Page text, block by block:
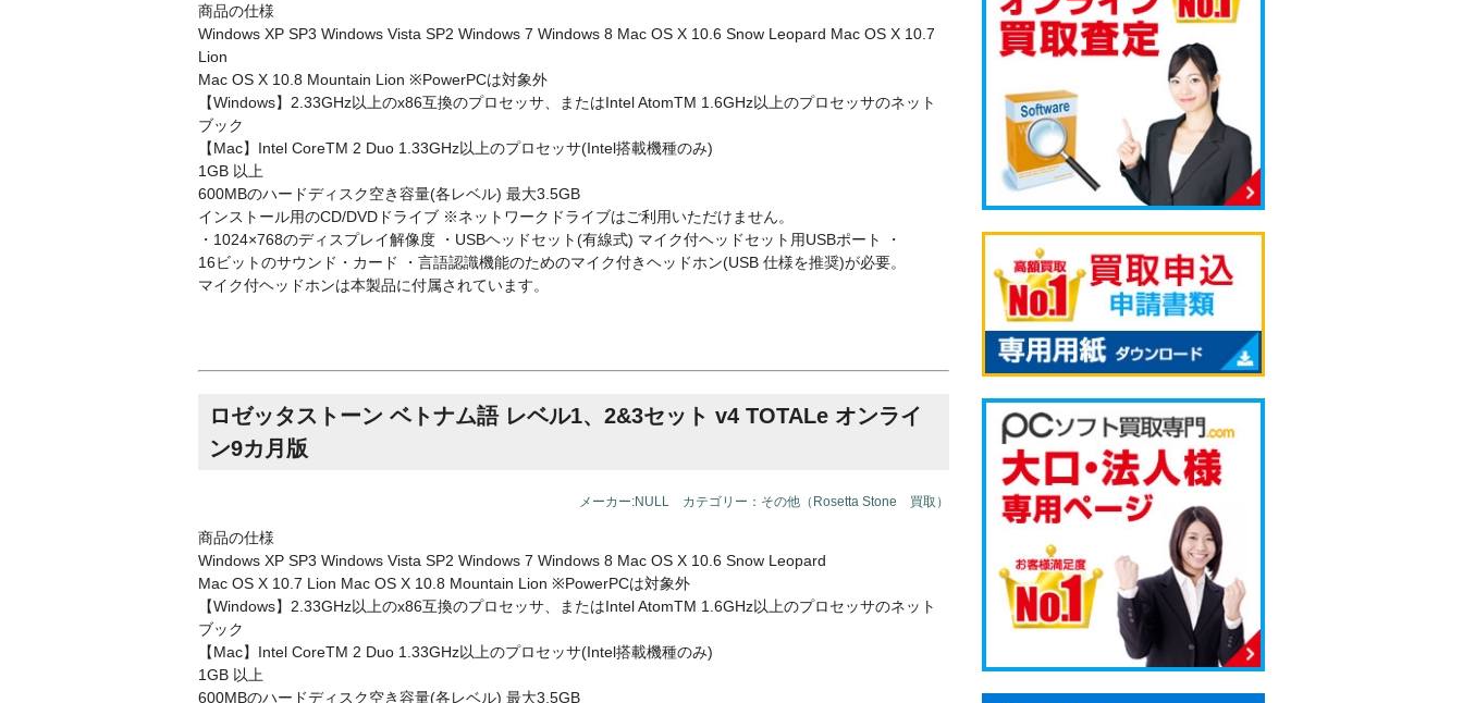
商品の仕様
Windows XP SP3 Windows Vista SP2 Windows 7 Windows 8 Mac OS X 10.6 Snow Leopard Mac OS X 10.7
Lion
Mac OS X 10.8 Mountain Lion ※PowerPCは対象外
【Windows】2.33GHz以上のx86互換のプロセッサ、またはIntel AtomTM 1.6GHz以上のプロセッサのネット
ブック
【Mac】Intel CoreTM 2 Duo 1.33GHz以上のプロセッサ(Intel搭載機種のみ)
1GB 以上
600MBのハードディスク空き容量(各レベル) 最大3.5GB
インストール用のCD/DVDドライブ ※ネットワークドライブはご利用いただけません。
・1024×768のディスプレイ解像度 ・USBヘッドセット(有線式) マイク付ヘッドセット用USBポート ・
16ビットのサウンド・カード ・言語認識機能のためのマイク付きヘッドホン(USB 仕様を推奨)が必要。
マイク付ヘッドホンは本製品に付属されています。
ロゼッタストーン ベトナム語 レベル1、2&3セット v4 TOTALe オンライ
ン9カ月版
メーカー:NULL カテゴリー：その他（Rosetta Stone 買取）
商品の仕様
Windows XP SP3 Windows Vista SP2 Windows 7 Windows 8 Mac OS X 10.6 Snow Leopard
Mac OS X 10.7 Lion Mac OS X 10.8 Mountain Lion ※PowerPCは対象外
【Windows】2.33GHz以上のx86互換のプロセッサ、またはIntel AtomTM 1.6GHz以上のプロセッサのネット
ブック
【Mac】Intel CoreTM 2 Duo 1.33GHz以上のプロセッサ(Intel搭載機種のみ)
1GB 以上
600MBのハードディスク空き容量(各レベル) 最大3.5GB